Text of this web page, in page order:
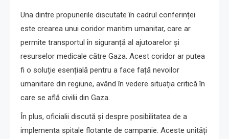
Una dintre propunerile discutate în cadrul conferinței
este crearea unui coridor maritim umanitar, care ar
permite transportul în siguranță al ajutoarelor și
resurselor medicale către Gaza. Acest coridor ar putea
fi o soluție esențială pentru a face față nevoilor
umanitare din regiune, având în vedere situația critică în
care se află civilii din Gaza.
În plus, oficialii discută și despre posibilitatea de a
implementa spitale flotante de campanie. Aceste unități